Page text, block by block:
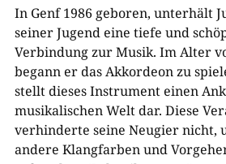
In Genf 1986 geboren, unterhält
seiner Jugend eine tiefe und
Verbindung zur Musik. Im Alter
begann er das Akkordeon zu
stellt dieses Instrument einen
musikalischen Welt dar. Diese
verhinderte seine Neugier nicht,
andere Klangfarben und